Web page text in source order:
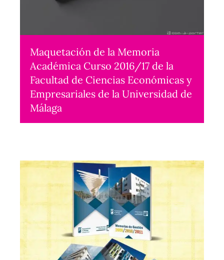
Maquetación de la Memoria
Académica Curso 2016/17 de la
Facultad de Ciencias Económicas y
Empresariales de la Universidad de
Málaga